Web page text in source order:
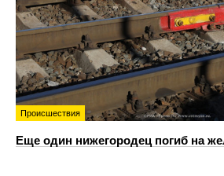
Происшествия
Еще один нижегородец погиб на